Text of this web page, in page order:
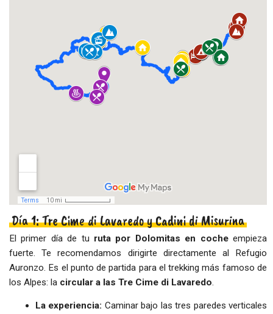
Día 1: Tre Cime di Lavaredo y Cadini di Misurina
El primer día de tu ruta por Dolomitas en cocheempieza
fuerte. Te recomendamos dirigirte directamente al Refugio
Auronzo. Es el punto de partida para el trekking más famoso de
los Alpes: la circular a las Tre Cime di Lavaredo.
La experiencia: Caminar bajo las tres paredes verticales